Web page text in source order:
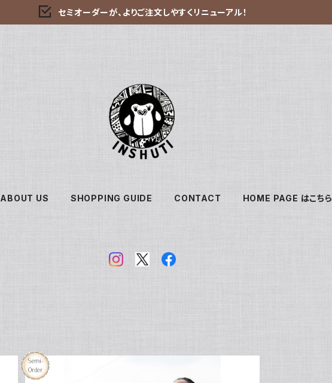
セミオーダーが、よりご注文しやすくリニューアル！
ABOUT US SHOPPING GUIDE CONTACT HOME PAGE はこちら